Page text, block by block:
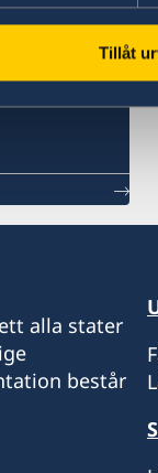
Tillåt
alla stater
består